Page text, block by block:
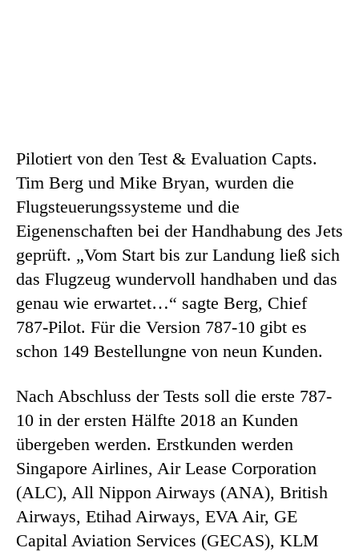
Pilotiert von den Test & Evaluation Capts.
Tim Berg und Mike Bryan, wurden die
Flugsteuerungssysteme und die
Eigenenschaften bei der Handhabung des Jets
geprüft. „Vom Start bis zur Landung ließ sich
das Flugzeug wundervoll handhaben und das
genau wie erwartet…“ sagte Berg, Chief
787-Pilot. Für die Version 787-10 gibt es
schon 149 Bestellungne von neun Kunden.
Nach Abschluss der Tests soll die erste 787-
10 in der ersten Hälfte 2018 an Kunden
übergeben werden. Erstkunden werden
Singapore Airlines, Air Lease Corporation
(ALC), All Nippon Airways (ANA), British
Airways, Etihad Airways, EVA Air, GE
Capital Aviation Services (GECAS), KLM